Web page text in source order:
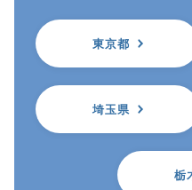
東京都
埼玉県
栃